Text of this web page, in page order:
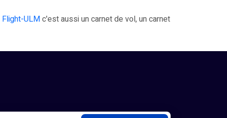
Flight-ULMc'est aussi un carnet de vol, un carnet